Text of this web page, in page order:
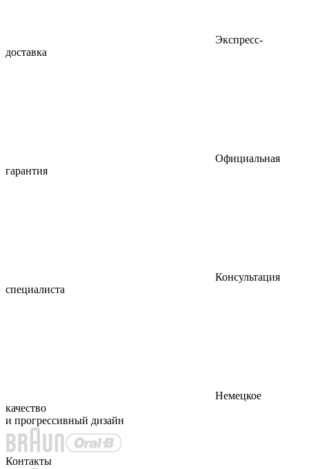
Экспресс-
доставка
Официальная
гарантия
Консультация
специалиста
Немецкое
качество
и прогрессивный дизайн
Контакты